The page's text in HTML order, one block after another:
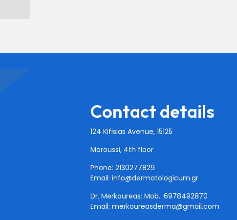
Contact details
124 Kifisias Avenue, 15125
Maroussi, 4th floor
Phone: 2130277829
Email: info@dermatologicum.gr
Dr. Merkoureas: Mob.. 6978492870
Email: merkoureasderma@gmail.com